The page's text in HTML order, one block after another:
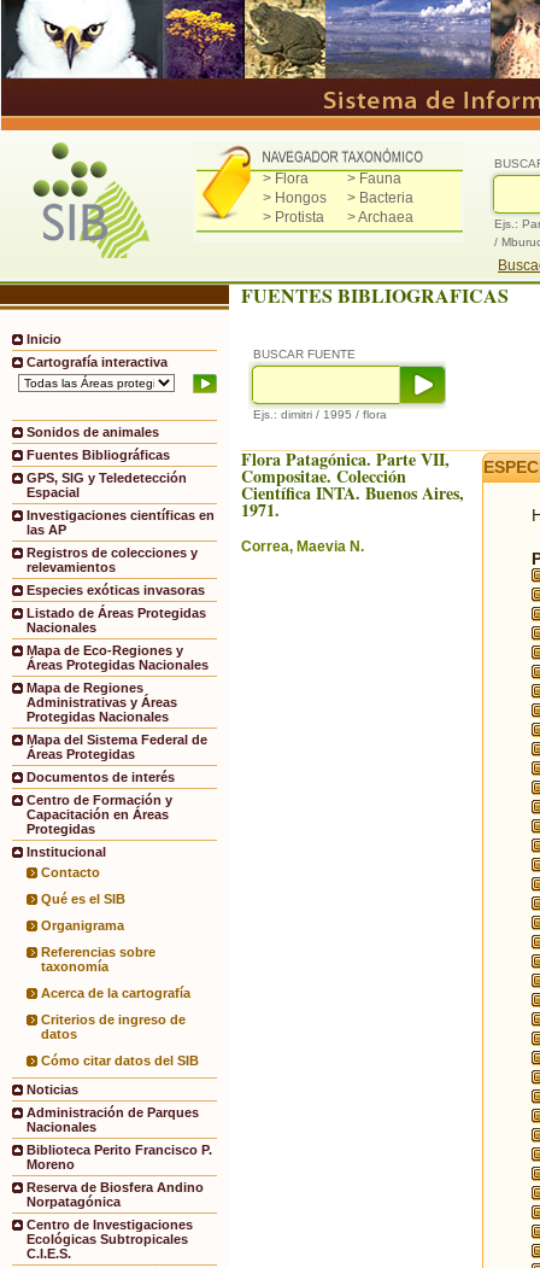
> Flora
> Fauna
> Hongos
> Bacteria
> Protista
> Archaea
Ejs.:
/
Inicio
Cartografía interactiva
Sonidos de animales
Fuentes Bibliográficas
GPS, SIG y Teledetección
Espacial
Investigaciones científicas en
las AP
Registros de colecciones y
relevamientos
Especies exóticas invasoras
Listado de Áreas Protegidas
Nacionales
Mapa de Eco-Regiones y
Áreas Protegidas Nacionales
Mapa de Regiones
Administrativas y Áreas
Protegidas Nacionales
Mapa del Sistema Federal de
Áreas Protegidas
Documentos de interés
Centro de Formación y
Capacitación en Áreas
Protegidas
Institucional
Contacto
Qué es el SIB
Organigrama
Referencias sobre
taxonomía
Acerca de la cartografía
Criterios de ingreso de
datos
Cómo citar datos del SIB
Noticias
Administración de Parques
Nacionales
Biblioteca Perito Francisco P.
Moreno
Reserva de Biosfera Andino
Norpatagónica
Centro de Investigaciones
Ecológicas Subtropicales
C.I.E.S.
FUENTES BIBLIOGRAFICAS
BUSCAR FUENTE
Ejs.: dimitri / 1995 / flora
Flora Patagónica. Parte VII,
Compositae. Colección
Científica INTA. Buenos Aires,
1971.
Correa, Maevia N.